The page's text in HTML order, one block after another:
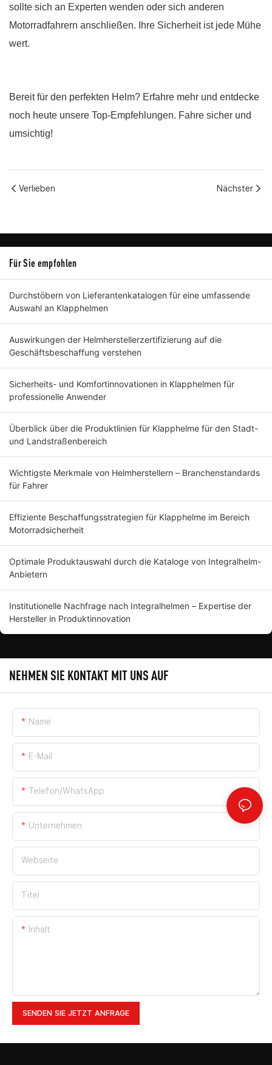
sollte sich an Experten wenden oder sich anderen
Motorradfahrern anschließen. Ihre Sicherheit ist jede Mühe
wert.
Bereit für den perfekten Helm? Erfahre mehr und entdecke
noch heute unsere Top-Empfehlungen. Fahre sicher und
umsichtig!
Verlieben Nächster
Für Sie empfohlen
Durchstöbern von Lieferantenkatalogen für eine umfassende
Auswahl an Klapphelmen
Auswirkungen der Helmherstellerzertifizierung auf die
Geschäftsbeschaffung verstehen
Sicherheits- und Komfortinnovationen in Klapphelmen für
professionelle Anwender
Überblick über die Produktlinien für Klapphelme für den Stadt-
und Landstraßenbereich
Wichtigste Merkmale von Helmherstellern – Branchenstandards
für Fahrer
Effiziente Beschaffungsstrategien für Klapphelme im Bereich
Motorradsicherheit
Optimale Produktauswahl durch die Kataloge von Integralhelm-
Anbietern
Institutionelle Nachfrage nach Integralhelmen – Expertise der
Hersteller in Produktinnovation
NEHMEN SIE KONTAKT MIT UNS AUF
Name
E-Mail
Telefon/WhatsApp
Unternehmen
Webseite
Titel
Inhalt
SENDEN SIE JETZT ANFRAGE